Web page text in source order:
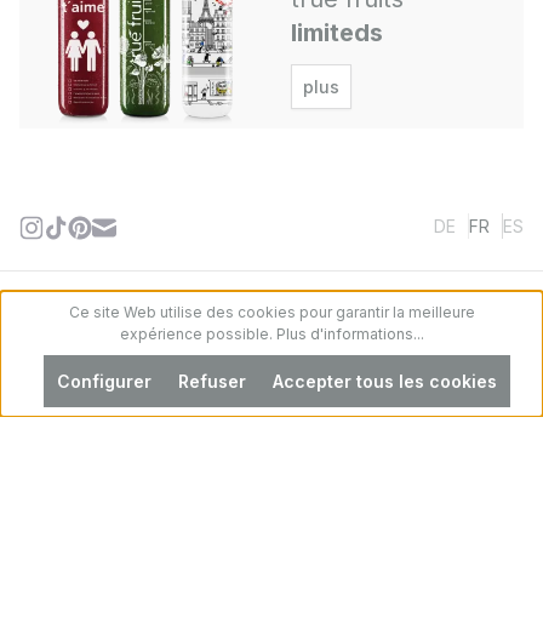
limiteds
plus
DE FR ES
Contactez-nous Pure vérité
Ce site Web utilise des cookies pour garantir la meilleure
expérience possible. Plus d'informations...
Refuser
Configurer Accepter tous les cookies